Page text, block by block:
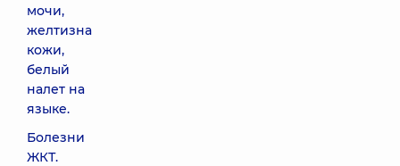
мочи,
желтизна
кожи,
белый
налет на
языке.
Болезни
ЖКТ.